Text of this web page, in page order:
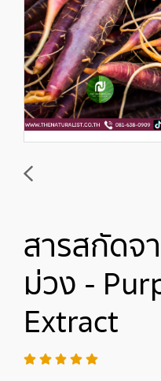
สารสกัดจ
ม่วง -
Extract